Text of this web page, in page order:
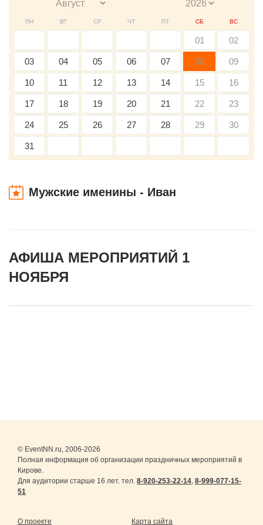
ПН ВТ СР ЧТ ПТ СБ ВС
01 02
03 04 05 06 07 08 09
10 11 12 13 14 15 16
17 18 19 20 21 22 23
24 25 26 27 28 29 30
31
Мужские именины - Иван
АФИША МЕРОПРИЯТИЙ 1
НОЯБРЯ
© EventNN.ru, 2006-2026
Полная информация об организации праздничных мероприятий в
Кирове.
Для аудитории старше 16 лет. тел. 8-920-253-22-14, 8-999-077-15-
51
О проекте Карта сайта